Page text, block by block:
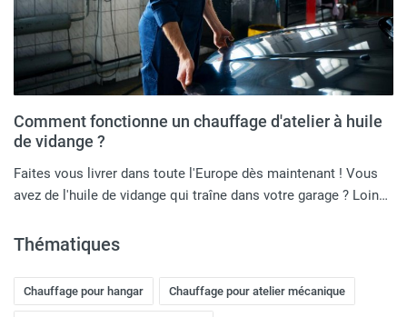
Comment fonctionne un chauffage d'atelier à huile
de vidange ?
Faites vous livrer dans toute l'Europe dès maintenant ! Vous
avez de l'huile de vidange qui traîne dans votre garage ? Loin…
Thématiques
Chauffage pour hangar Chauffage pour atelier mécanique